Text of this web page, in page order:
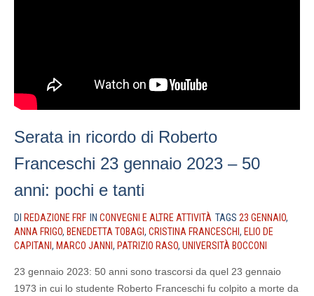
Serata in ricordo di Roberto
Franceschi 23 gennaio 2023 – 50
anni: pochi e tanti
DI REDAZIONE FRF IN CONVEGNI E ALTRE ATTIVITÀ TAGS 23 GENNAIO,
ANNA FRIGO, BENEDETTA TOBAGI , CRISTINA FRANCESCHI , ELIO DE
CAPITANI , MARCO JANNI , PATRIZIO RASO, UNIVERSITÀ BOCCONI
23 gennaio 2023: 50 anni sono trascorsi da quel 23 gennaio
1973 in cui lo studente Roberto Franceschi fu colpito a morte da